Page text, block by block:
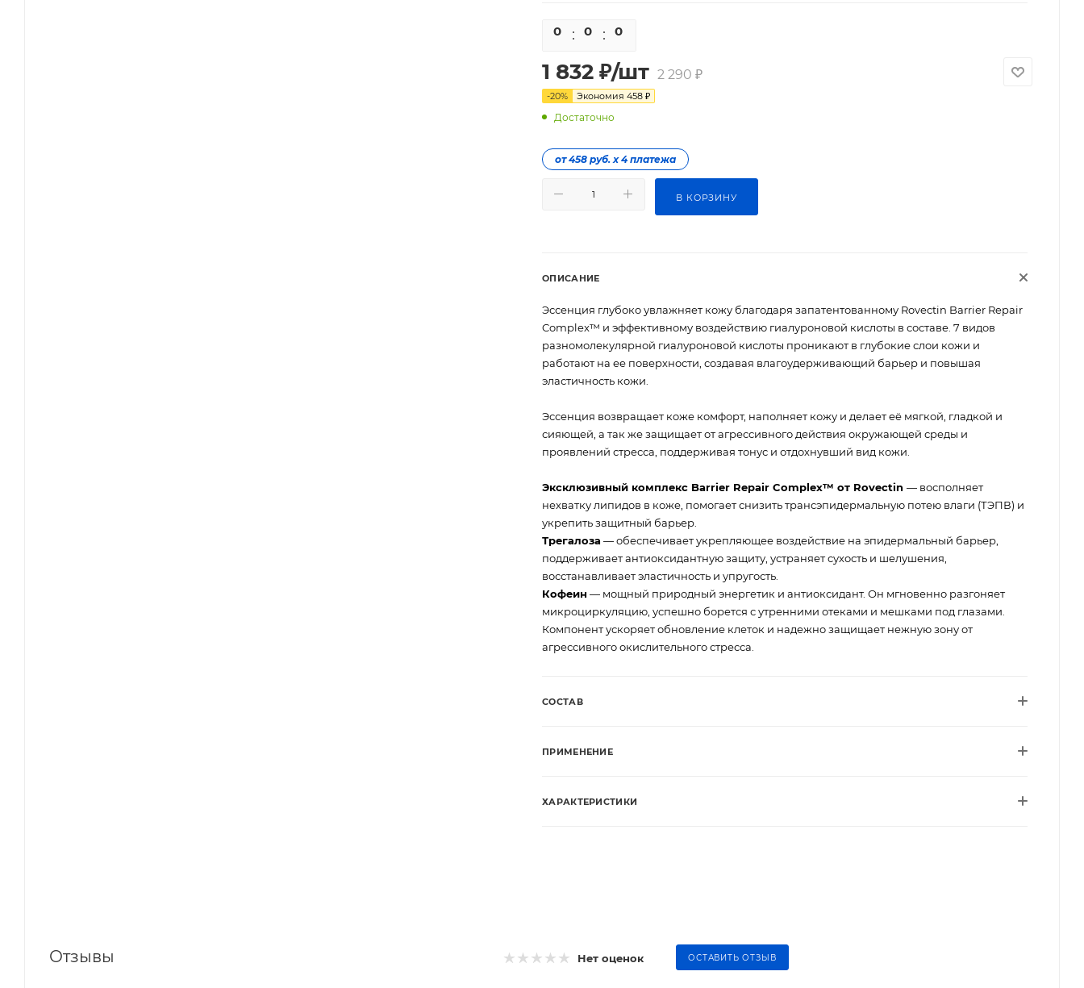
0 0 0
1 832 ₽/шт 2 290 ₽
-20% Экономия 458 ₽
Достаточно
от 458 руб. х 4 платежа
В КОРЗИНУ
ОПИСАНИЕ
Эссенция глубоко увлажняет кожу благодаря запатентованному Rovectin Barrier Repair
Complex™ и эффективному воздействию гиалуроновой кислоты в составе. 7 видов
разномолекулярной гиалуроновой кислоты проникают в глубокие слои кожи и
работают на ее поверхности, создавая влагоудерживающий барьер и повышая
эластичность кожи.
Эссенция возвращает коже комфорт, наполняет кожу и делает её мягкой, гладкой и
сияющей, а так же защищает от агрессивного действия окружающей среды и
проявлений стресса, поддерживая тонус и отдохнувший вид кожи.
Эксклюзивный комплекс Barrier Repair Complex™ от Rovectin — восполняет
нехватку липидов в коже, помогает снизить трансэпидермальную потею влаги (ТЭПВ) и
укрепить защитный барьер.
Трегалоза — обеспечивает укрепляющее воздействие на эпидермальный барьер,
поддерживает антиоксидантную защиту, устраняет сухость и шелушения,
восстанавливает эластичность и упругость.
Кофеин — мощный природный энергетик и антиоксидант. Он мгновенно разгоняет
микроциркуляцию, успешно борется с утренними отеками и мешками под глазами.
Компонент ускоряет обновление клеток и надежно защищает нежную зону от
агрессивного окислительного стресса.
СОСТАВ
ПРИМЕНЕНИЕ
ХАРАКТЕРИСТИКИ
Отзывы Нет оценок ОСТАВИТЬ ОТЗЫВ